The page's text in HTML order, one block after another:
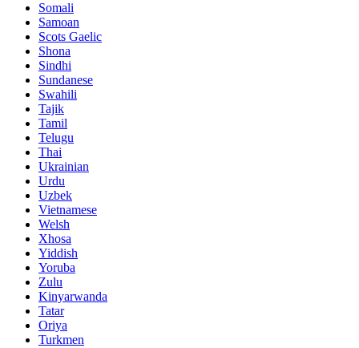
Somali
Samoan
Scots Gaelic
Shona
Sindhi
Sundanese
Swahili
Tajik
Tamil
Telugu
Thai
Ukrainian
Urdu
Uzbek
Vietnamese
Welsh
Xhosa
Yiddish
Yoruba
Zulu
Kinyarwanda
Tatar
Oriya
Turkmen